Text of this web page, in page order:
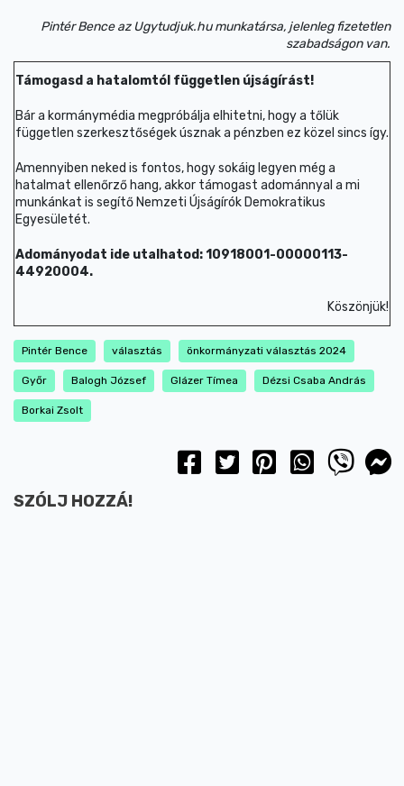
Pintér Bence az Ugytudjuk.hu munkatársa, jelenleg fizetetlen
szabadságon van.
Támogasd a hatalomtól független újságírást!
Bár a kormánymédia megpróbálja elhitetni, hogy a tőlük
független szerkesztőségek úsznak a pénzben ez közel sincs így.
Amennyiben neked is fontos, hogy sokáig legyen még a
hatalmat ellenőrző hang, akkor támogast adománnyal a mi
munkánkat is segítő Nemzeti Újságírók Demokratikus
Egyesületét.
Adományodat ide utalhatod: 10918001-00000113-
44920004.
Köszönjük!
Pintér Bence választás önkormányzati választás 2024
Győr Balogh József Glázer Tímea Dézsi Csaba András
Borkai Zsolt
SZÓLJ HOZZÁ!